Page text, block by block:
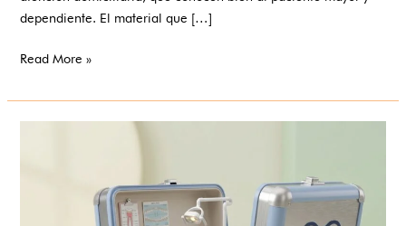
dependiente. El material que […]
Read More »
odontológico